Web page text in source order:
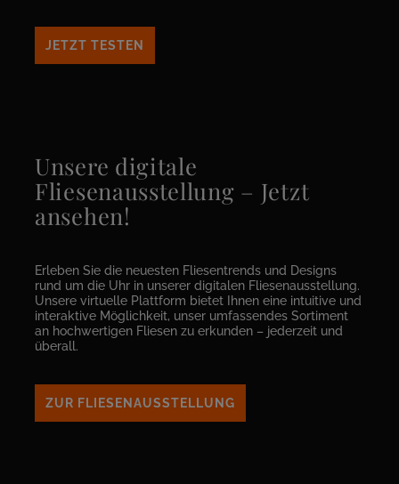
JETZT TESTEN
Unsere digitale
Fliesenausstellung – Jetzt
ansehen!
Erleben Sie die neuesten Fliesentrends und Designs
rund um die Uhr in unserer digitalen Fliesenausstellung.
Unsere virtuelle Plattform bietet Ihnen eine intuitive und
interaktive Möglichkeit, unser umfassendes Sortiment
an hochwertigen Fliesen zu erkunden – jederzeit und
überall.
ZUR FLIESENAUSSTELLUNG